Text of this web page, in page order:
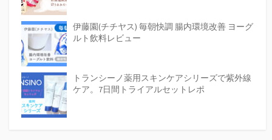
伊藤園(チチヤス) 毎朝快調 腸内環境改善 ヨーグ
ルト飲料レビュー
トランシーノ薬用スキンケアシリーズで紫外線
ケア。7日間トライアルセットレポ